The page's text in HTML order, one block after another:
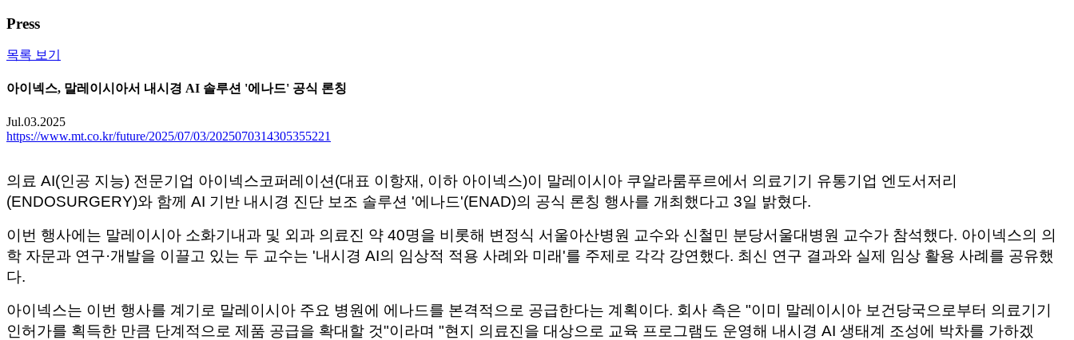
Press
목록 보기
아이넥스, 말레이시아서 내시경 AI 솔루션 '에나드' 공식 론칭
Jul.03.2025
https://www.mt.co.kr/future/2025/07/03/2025070314305355221
의료 AI(인공 지능) 전문기업 아이넥스코퍼레이션(대표 이항재, 이하 아이넥스)이 말레이시아 쿠알라룸푸르에서 의료기기 유통기업 엔도서저리
(ENDOSURGERY)와 함께 AI 기반 내시경 진단 보조 솔루션 '에나드'(ENAD)의 공식 론칭 행사를 개최했다고 3일 밝혔다.
이번 행사에는 말레이시아 소화기내과 및 외과 의료진 약 40명을 비롯해 변정식 서울아산병원 교수와 신철민 분당서울대병원 교수가 참석했다. 아이넥스의 의
학 자문과 연구·개발을 이끌고 있는 두 교수는 '내시경 AI의 임상적 적용 사례와 미래'를 주제로 각각 강연했다. 최신 연구 결과와 실제 임상 활용 사례를 공유했
다.
아이넥스는 이번 행사를 계기로 말레이시아 주요 병원에 에나드를 본격적으로 공급한다는 계획이다. 회사 측은 "이미 말레이시아 보건당국으로부터 의료기기
인허가를 획득한 만큼 단계적으로 제품 공급을 확대할 것"이라며 "현지 의료진을 대상으로 교육 프로그램도 운영해 내시경 AI 생태계 조성에 박차를 가하겠